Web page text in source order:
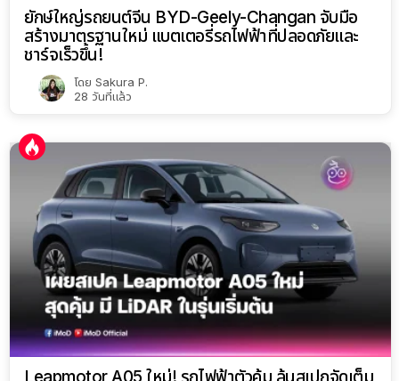
ยักษ์ใหญ่รถยนต์จีน BYD-Geely-Changan จับมือ
สร้างมาตรฐานใหม่ แบตเตอรี่รถไฟฟ้าที่ปลอดภัยและ
ชาร์จเร็วขึ้น!
โดย Sakura P.
28 วันที่แล้ว